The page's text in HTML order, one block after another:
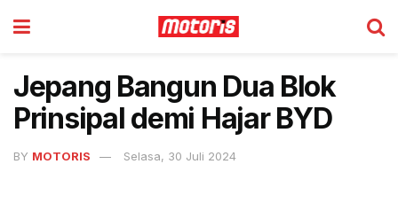
Jepang Bangun Dua Blok
Prinsipal demi Hajar BYD
BY MOTORIS Selasa, 30 Juli 2024